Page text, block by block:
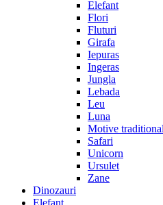
Elefant
Flori
Fluturi
Girafa
Iepuras
Ingeras
Jungla
Lebada
Leu
Luna
Motive
Safari
Unicorn
Ursulet
Zane
Dinozauri
Elefant